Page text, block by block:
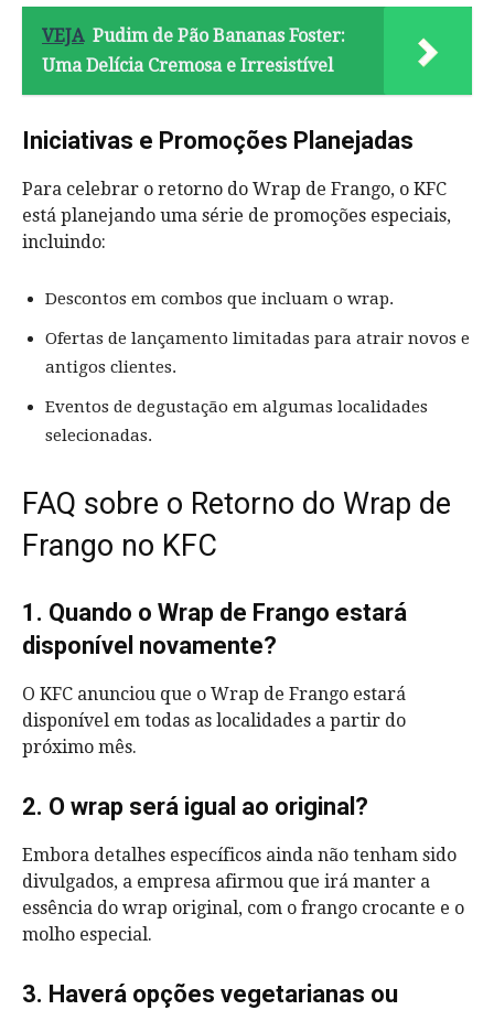
VEJA Pudim de Pão Bananas Foster:
Uma Delícia Cremosa e Irresistível
Iniciativas e Promoções Planejadas
Para celebrar o retorno do Wrap de Frango, o KFC
está planejando uma série de promoções especiais,
incluindo:
Descontos em combos que incluam o wrap.
Ofertas de lançamento limitadas para atrair novos e
antigos clientes.
Eventos de degustação em algumas localidades
selecionadas.
FAQ sobre o Retorno do Wrap de
Frango no KFC
1. Quando o Wrap de Frango estará
disponível novamente?
O KFC anunciou que o Wrap de Frango estará
disponível em todas as localidades a partir do
próximo mês.
2. O wrap será igual ao original?
Embora detalhes específicos ainda não tenham sido
divulgados, a empresa afirmou que irá manter a
essência do wrap original, com o frango crocante e o
molho especial.
3. Haverá opções vegetarianas ou